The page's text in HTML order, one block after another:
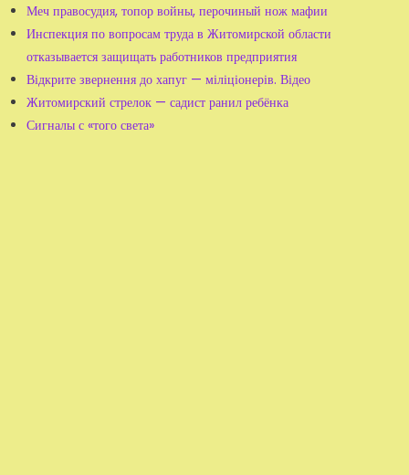
Меч правосудия, топор войны, перочиный нож мафии
Инспекция по вопросам труда в Житомирской области
отказывается защищать работников предприятия
Відкрите звернення до хапуг — міліціонерів. Відео
Житомирский стрелок — садист ранил ребёнка
Сигналы с «того света»